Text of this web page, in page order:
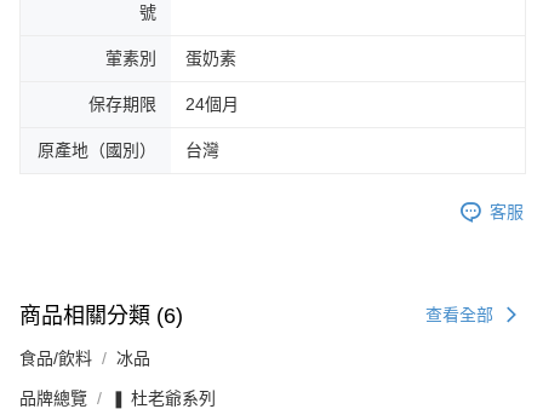
號
葷素別 蛋奶素
保存期限 24個月
原產地（國別） 台灣
客服
商品相關分類 (6) 查看全部
食品/飲料 冰品
品牌總覽 ❚ 杜老爺系列